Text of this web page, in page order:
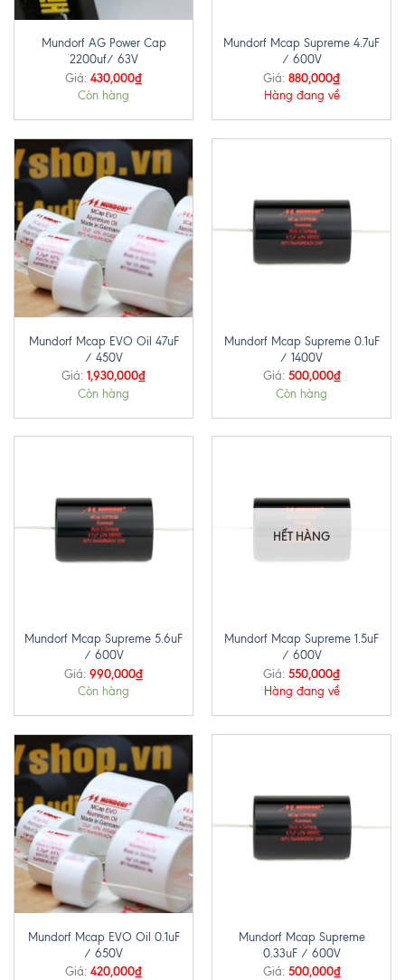
Mundorf AG Power Cap
2200uf/ 63V
Giá: 430,000₫
Còn hàng
Mundorf Mcap Supreme 4.7uF
/ 600V
Giá: 880,000₫
Hàng đang về
Mundorf Mcap EVO Oil 47uF
/ 450V
Giá: 1,930,000₫
Còn hàng
Mundorf Mcap Supreme 0.1uF
/ 1400V
Giá: 500,000₫
Còn hàng
Mundorf Mcap Supreme 5.6uF
/ 600V
Giá: 990,000₫
Còn hàng
HẾT HÀNG
Mundorf Mcap Supreme 1.5uF
/ 600V
Giá: 550,000₫
Hàng đang về
Mundorf Mcap EVO Oil 0.1uF
/ 650V
Giá: 420,000₫
Mundorf Mcap Supreme
0.33uF / 600V
Giá: 500,000₫